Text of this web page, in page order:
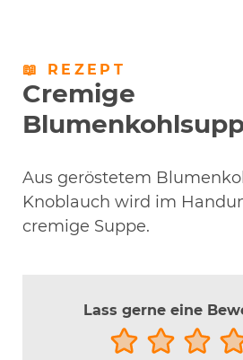
📖 REZEPT
Cremige
Aus geröstetem
Knoblauch wird im
cremige Suppe.
Lass gerne eine